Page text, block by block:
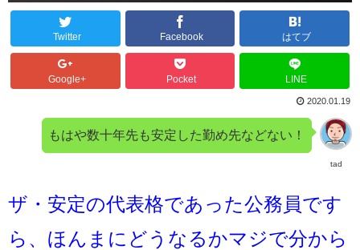
Twitter Facebook はてブ
Google+ Pocket LINE
2020.01.19
tad
もはや数十年先も安定した勤め先などない！
ザ・安定の代表格であった公務員です
ら、ほんまにどうなるかマジで分から